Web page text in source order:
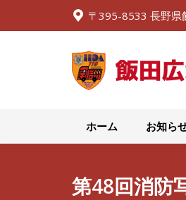
〒395-8533 長野県
ホーム お知ら
第48回消防